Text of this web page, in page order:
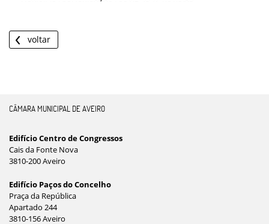
voltar
CÂMARA MUNICIPAL DE AVEIRO
Edifício Centro de Congressos
Cais da Fonte Nova
3810-200 Aveiro
Edifício Paços do Concelho
Praça da República
Apartado 244
3810-156 Aveiro